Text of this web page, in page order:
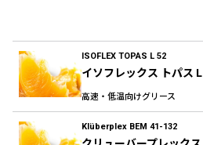
ISOFLEX TOPAS L 52
イソフレックス トパス
高速・低温向けグリース
Klüberplex BEM 41-132